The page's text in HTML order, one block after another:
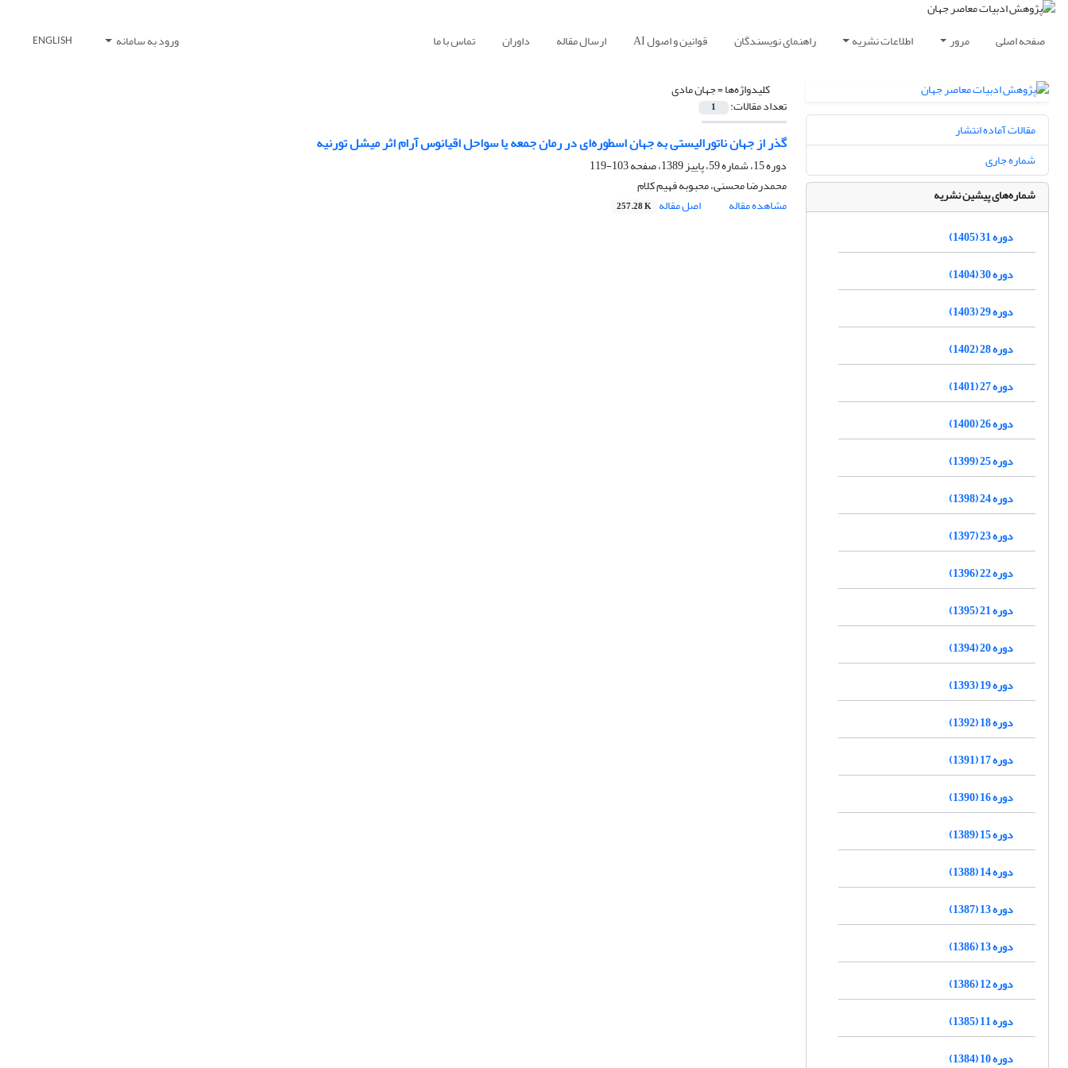
صفحه اصلی مرور اطلاعات نشریه راهنمای نویسندگان قوانین و اصول AI ارسال مقاله داوران تماس با ما ورود به سامانه ENGLISH
کلیدواژه‌ها =جهان مادی
تعداد مقالات: 1
گذر از جهان ناتورالیستی به جهان اسطوره‌ای در رمان جمعه یا سواحل اقیانوس آرام اثر میشل تورنیه
دوره 15، شماره 59، پاییز 1389، صفحه
103-119
محمدرضا محسنی، محبوبه فهیم کلام
مشاهده مقاله
اصل مقاله 257.28 K
مقالات آماده انتشار
شماره جاری
شماره‌های پیشین نشریه
دوره 31 (1405)
دوره 30 (1404)
دوره 29 (1403)
دوره 28 (1402)
دوره 27 (1401)
دوره 26 (1400)
دوره 25 (1399)
دوره 24 (1398)
دوره 23 (1397)
دوره 22 (1396)
دوره 21 (1395)
دوره 20 (1394)
دوره 19 (1393)
دوره 18 (1392)
دوره 17 (1391)
دوره 16 (1390)
دوره 15 (1389)
دوره 14 (1388)
دوره 13 (1387)
دوره 13 (1386)
دوره 12 (1386)
دوره 11 (1385)
دوره 10 (1384)